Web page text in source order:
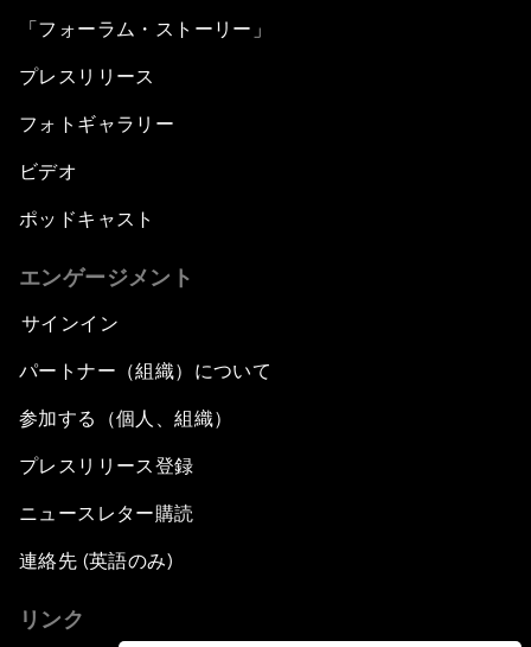
「フォーラム・ストーリー」
プレスリリース
フォトギャラリー
ビデオ
ポッドキャスト
エンゲージメント
サインイン
パートナー（組織）について
参加する（個人、組織）
プレスリリース登録
ニュースレター購読
連絡先 (英語のみ)
リンク